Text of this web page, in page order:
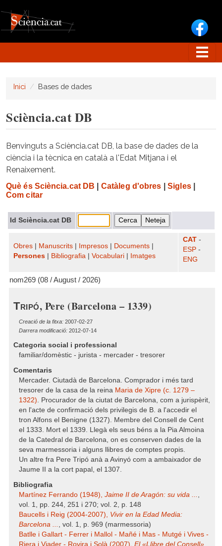
Inici Bases de dades
Sciència.cat DB
Benvinguts a Sciència.cat DB, la base de dades de la
ciència i la tècnica en català a l'Edat Mitjana i el
Renaixement.
Què és Sciència.cat DB Catàleg d'obres Sigles|
Com citar
Id Sciència.cat DB
Obres Manuscrits Impresos Documents
Persones
Bibliografia Vocabulari Imatges
CAT -
ESP -
ENG
nom269 (08 / August / 2026)
Tripó, Pere (Barcelona – 1339)
Creació de la fitxa: 2007-02-27
Darrera modificació: 2012-07-14
Categoria social i professional
familiar/domèstic - jurista - mercader - tresorer
Comentaris
Mercader. Ciutadà de Barcelona. Comprador i més tard
tresorer de la casa de la reina Maria de Xipre (c. 1279 –
1322). Procurador de la ciutat de Barcelona, com a jurispèrit,
en l'acte de confirmació dels privilegis de B. a l'accedir el
tron Alfons el Benigne (1327). Membre del Consell de Cent
el 1333. Mort el 1339. Llegà els seus béns a la Pia Almoina
de la Catedral de Barcelona, on es conserven dades de la
seva marmessoria i alguns llibres de comptes propis.
Un altre fra Pere Tripó anà a Avinyó com a ambaixador de
Jaume II a la cort papal, el 1307.
Bibliografia
Martínez Ferrando (1948), Jaime II de Aragón: su vida ... ,
vol. 1, pp. 244, 251 i 270; vol. 2, p. 148
Baucells i Reig (2004-2007), Vivir en la Edad Media:
Barcelona ... , vol. 1, p. 969 (marmessoria)
Batlle i Gallart - Ferrer i Mallol - Mañé i Mas - Mutgé i Vives -
Riera i Viader - Rovira i Solà (2007), El «Llibre del Consell»